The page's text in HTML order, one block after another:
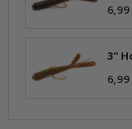
6,99
3"
6,99